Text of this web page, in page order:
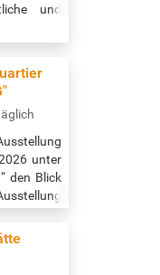
und
aktuelle
Thüring,
unter
den Blick
Canada